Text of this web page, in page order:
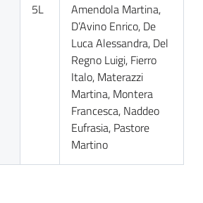
5L
Amendola Martina,
D’Avino Enrico, De
Luca Alessandra, Del
Regno Luigi, Fierro
Italo, Materazzi
Martina, Montera
Francesca, Naddeo
Eufrasia, Pastore
Martino